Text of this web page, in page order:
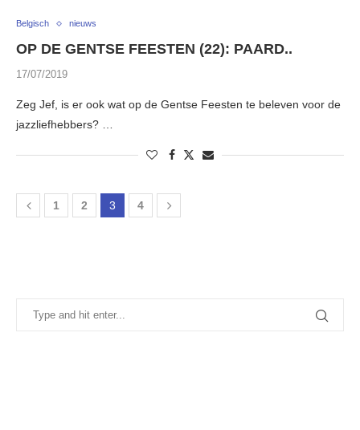
Belgisch nieuws
OP DE GENTSE FEESTEN (22): PAARD..
17/07/2019
Zeg Jef, is er ook wat op de Gentse Feesten te beleven voor de
jazzliefhebbers? …
1 2 3 4